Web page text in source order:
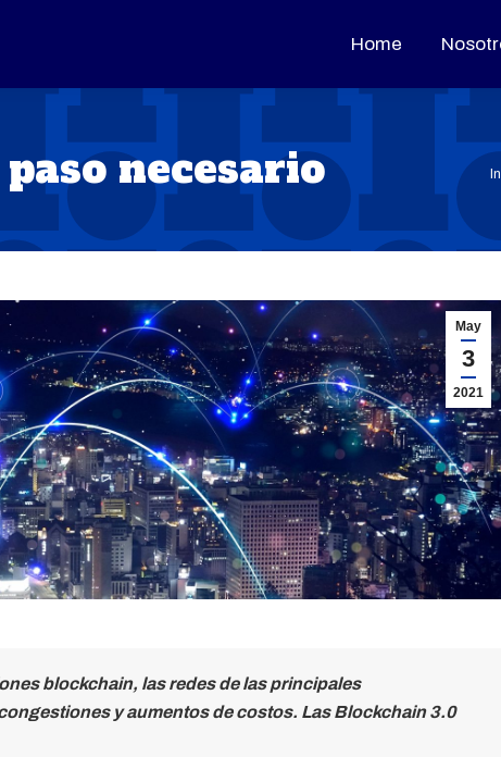
Home
necesario
May
3
2021
blockchain, las redes de las principales
y aumentos de costos. Las Blockchain 3.0
Home